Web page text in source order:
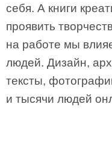
себя. А книги
проявить
на работе мы
людей. Дизайн,
тексты,
и тысячи людей